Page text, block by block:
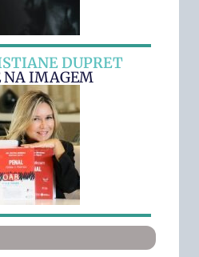
DUPRET
NA IMAGEM